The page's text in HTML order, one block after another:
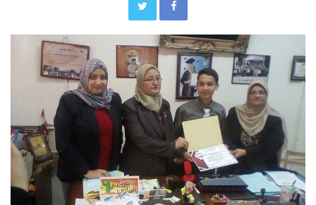
a
n
e
m
a
i
l